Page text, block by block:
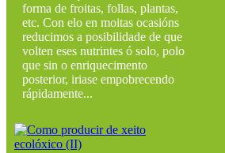
forma de froitas, follas, plantas,
etc. Con elo en moitas ocasións
reducimos a posibilidade de que
volten eses nutrintes ó solo, polo
que sin o enriquecimento
posterior, iriase empobrecendo
rápidamente...